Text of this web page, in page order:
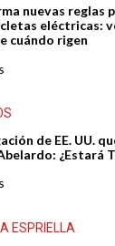
nuevas reglas
eléctricas:
cuándo rigen
de EE. UU.
¿Estará
ESPRIELLA